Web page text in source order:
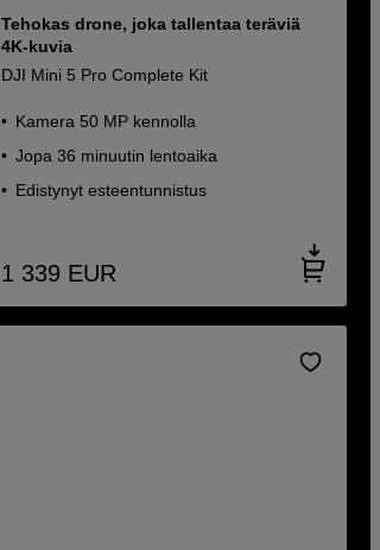
Tehokas drone, joka tallentaa teräviä
4K-kuvia
DJI Mini 5 Pro Complete Kit
Kamera 50 MP kennolla
Jopa 36 minuutin lentoaika
Edistynyt esteentunnistus
1 339 EUR